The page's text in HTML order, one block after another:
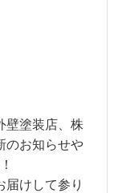
壁塗装店、株
のお知らせや
届けして参り